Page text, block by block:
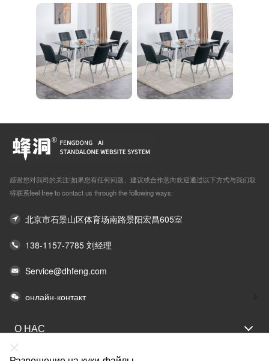
感谢您对我司的关注!如果您有任何问题、建议或合作意向欢迎通过以下方式与我们取
得联系feel free to contact us through the following ways:
北京市石景山区体育场南路景阳宏昌605室
138-1157-7785 刘经理
Service@dhfeng.com
онлайн-контакт
О НАС
ОТДЕЛЫ